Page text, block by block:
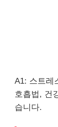
A1: 스트레
호흡법, 건
습니다.